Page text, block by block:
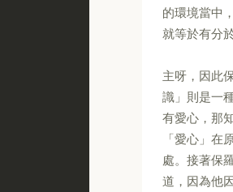
的環境當中
就等於有分
主呀，因此
識」則是一
有愛心，那
「愛心」
處。接著保
道，因為他